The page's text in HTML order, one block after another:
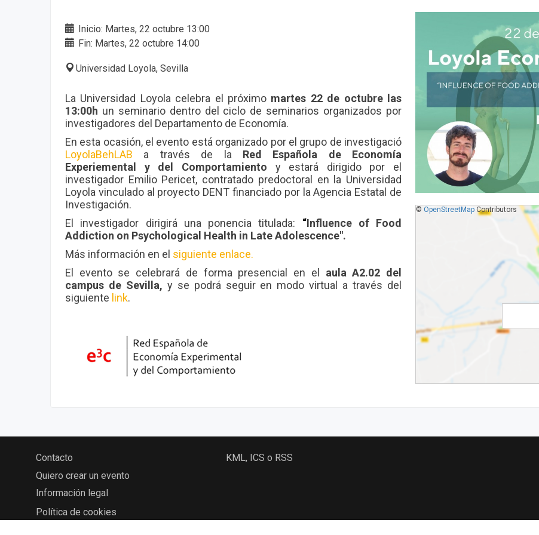
Inicio: Martes, 22 octubre 13:00
Fin: Martes, 22 octubre 14:00
Universidad Loyola, Sevilla
La Universidad Loyola celebra el próximo martes 22 de octubre las
13:00h un seminario dentro del ciclo de seminarios organizados por
investigador​es del Departamento de Economía.
En esta ocasión, el evento está organizado por el grupo de investigació
LoyolaBehLAB a través de la Red Española de Economía
Experiemental y del Comportamiento y estará dirigido por el
investigador Emilio Pericet, contratado predoctoral en la Universidad
Loyola vinculado al proyecto DENT financiado por la Agencia Estatal de
Investigación.
El investigador dirigirá una ponencia titulada: “Influence of Food
Addiction on Psychological Health in Late Adolescence".
Más información en el siguiente enlace.
El evento se celebrará de forma presencial en el aulaA2.02 del
campus de Sevilla, y se podrá seguir en modo virtual a través del
siguiente link.
© OpenStreetMapContributors
Contacto
Quiero crear un evento
Información legal
Política de cookies
KML, ICS o RSS